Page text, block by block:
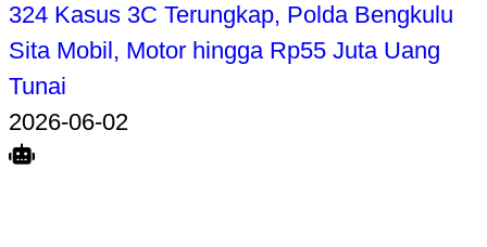
324 Kasus 3C Terungkap, Polda Bengkulu
Sita Mobil, Motor hingga Rp55 Juta Uang
Tunai
2026-06-02